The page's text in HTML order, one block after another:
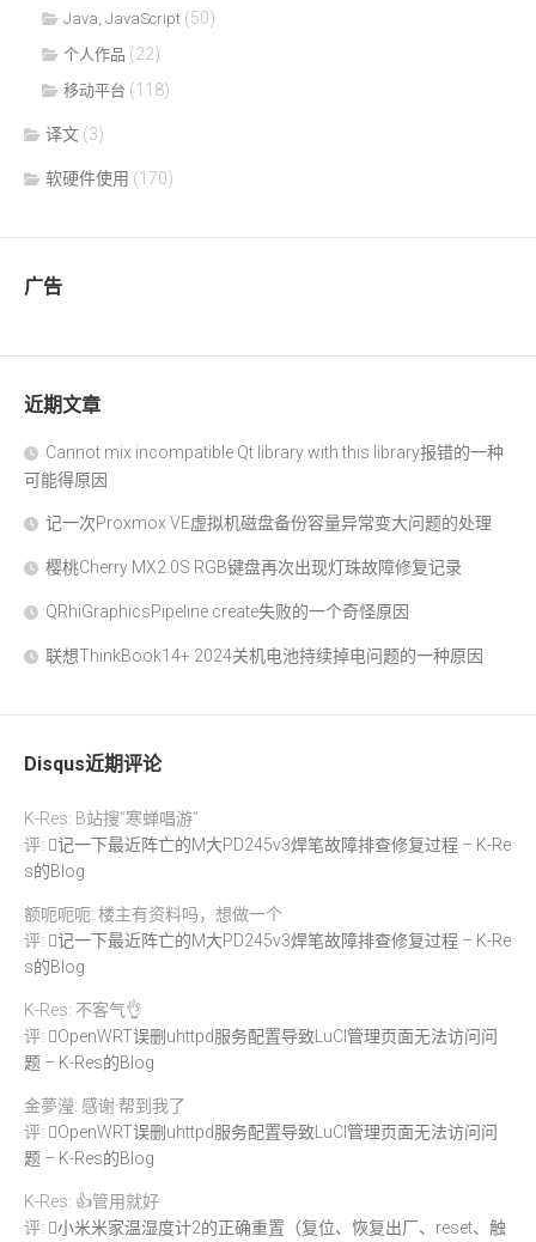
Java, JavaScript (50)
个人作品 (22)
移动平台 (118)
译文 (3)
软硬件使用 (170)
广告
近期文章
Cannot mix incompatible Qt library with this library报错的一种
可能得原因
记一次Proxmox VE虚拟机磁盘备份容量异常变大问题的处理
樱桃Cherry MX2.0S RGB键盘再次出现灯珠故障修复记录
QRhiGraphicsPipeline create失败的一个奇怪原因
联想ThinkBook14+ 2024关机电池持续掉电问题的一种原因
Disqus近期评论
K-Res: B站搜“寒蝉唱游”
评:
记一下最近阵亡的M大PD245v3焊笔故障排查修复过程 – K-Re
s的Blog
额呃呃呃: 楼主有资料吗，想做一个
评:
记一下最近阵亡的M大PD245v3焊笔故障排查修复过程 – K-Re
s的Blog
K-Res: 不客气👌
评:
OpenWRT误删uhttpd服务配置导致LuCI管理页面无法访问问
题 – K-Res的Blog
金夢瀅: 感谢 帮到我了
评:
OpenWRT误删uhttpd服务配置导致LuCI管理页面无法访问问
题 – K-Res的Blog
K-Res: 👍管用就好
评:
小米米家温湿度计2的正确重置（复位、恢复出厂、reset、触